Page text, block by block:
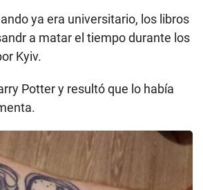
ya era universitario, los libros
a matar el tiempo durante los
Kyiv.
Potter y resultó que lo había